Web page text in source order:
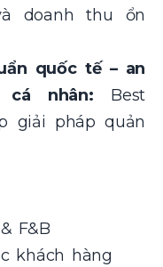
doanh thu ổn
quốc tế – an
nhân: Best
giải pháp quản
F&B
khách hàng